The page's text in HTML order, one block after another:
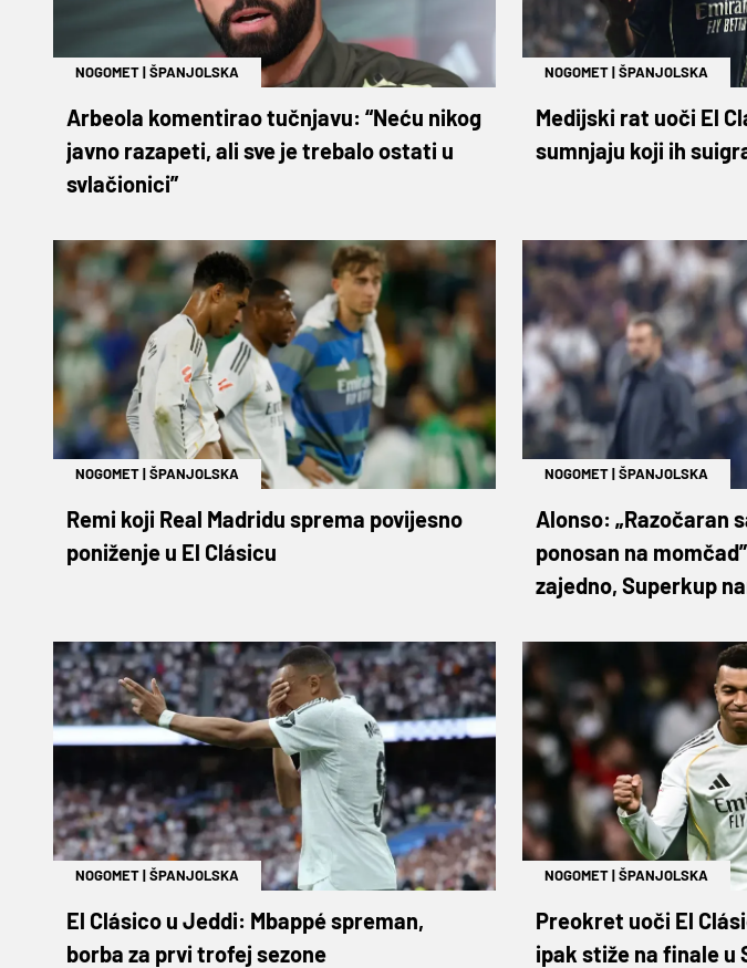
NOGOMET|ŠPANJOLSKA
Arbeola komentirao tučnjavu: “Neću nikog
javno razapeti, ali sve je trebalo ostati u
svlačionici”
NOGOMET|ŠPANJOLSKA
Medijski rat uoči El
sumnjaju koji ih
NOGOMET|ŠPANJOLSKA
Remi koji Real Madridu sprema povijesno
poniženje u El Clásicu
NOGOMET|ŠPANJOLSKA
Alonso: „Razočaran
ponosan na
zajedno, Superkup
NOGOMET|ŠPANJOLSKA
El Clásico u Jeddi: Mbappé spreman,
borba za prvi trofej sezone
NOGOMET|ŠPANJOLSKA
Preokret uoči El
ipak stiže na finale u